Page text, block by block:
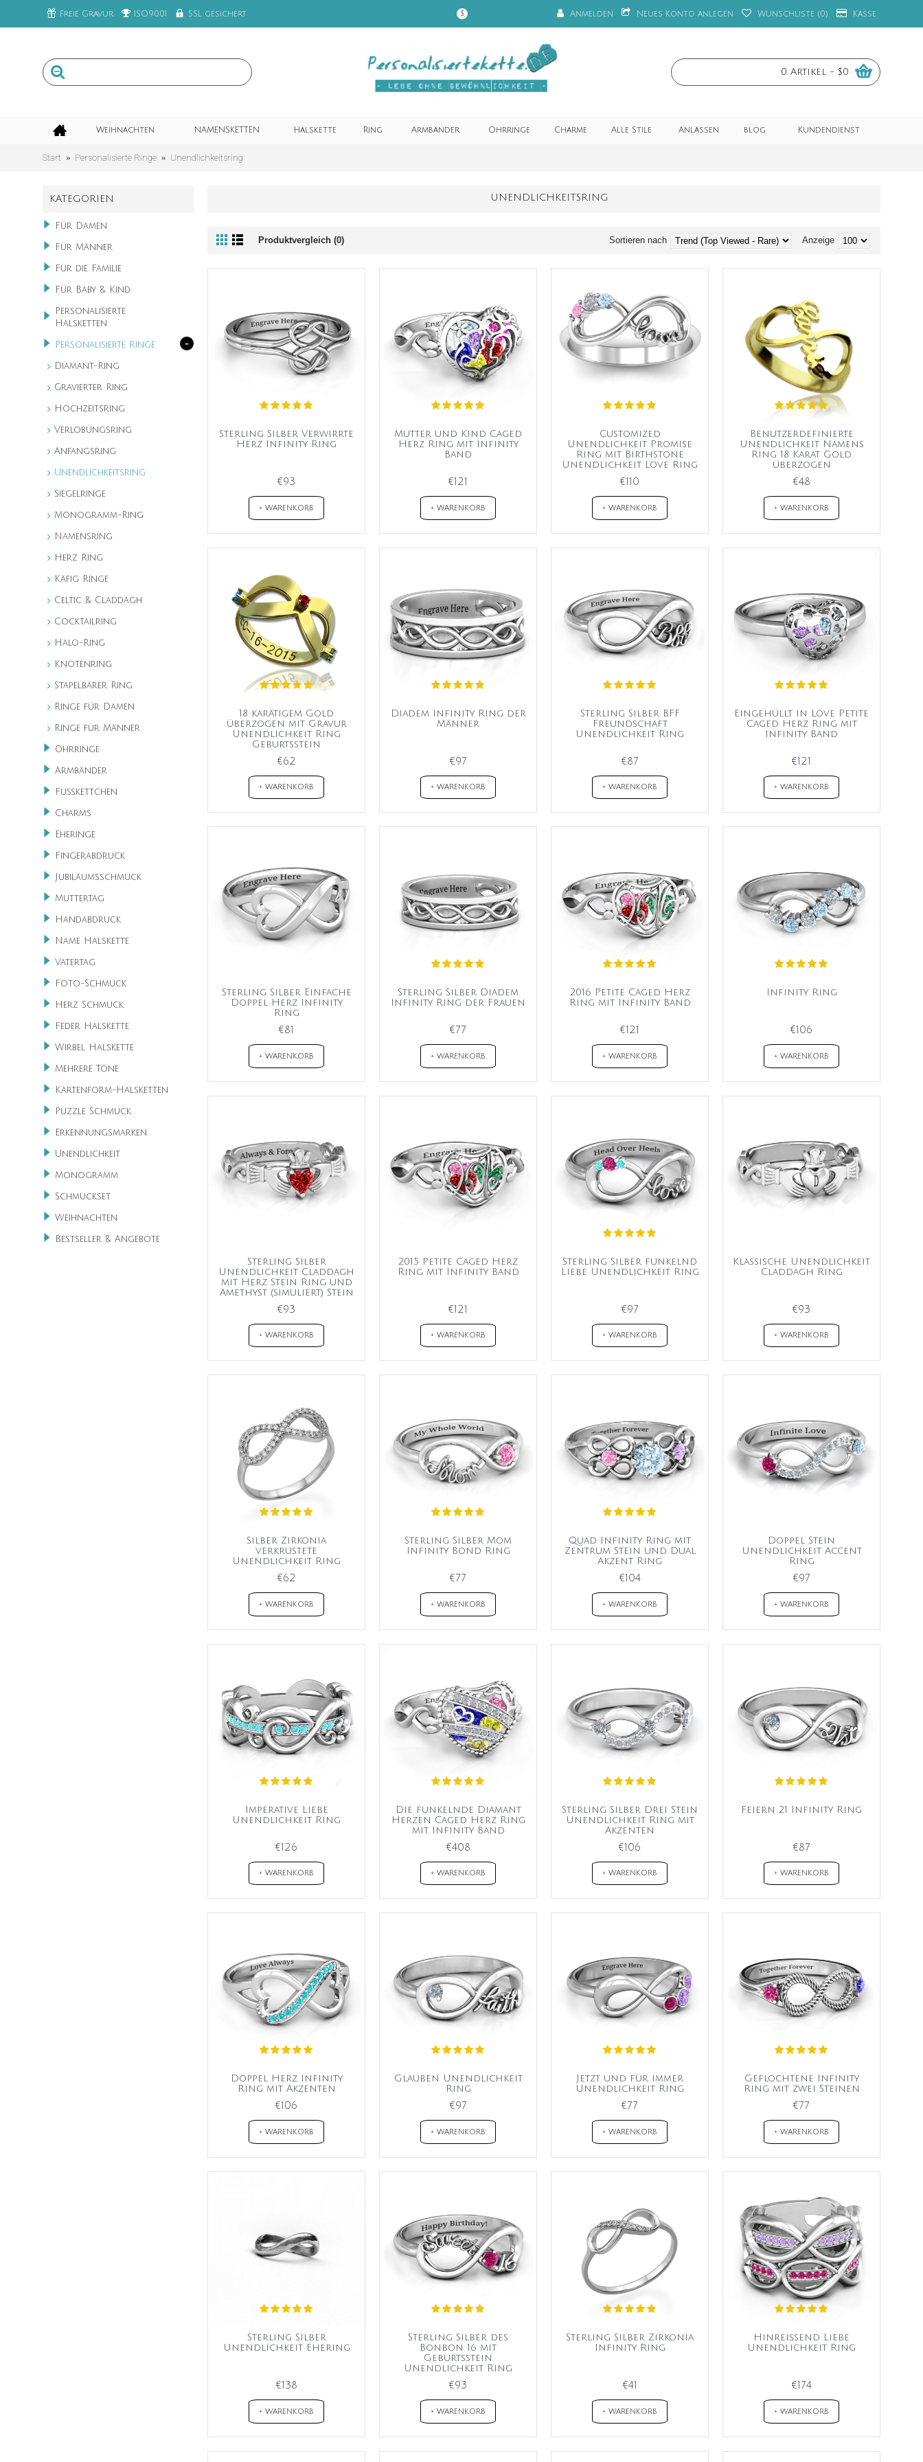
Freie Gravur ISO9001 SSL gesichert $ Anmelden Neues Konto anlegen Wunschliste (0) Kasse
0 Artikel - $0
Weihnachten NAMENSKETTEN Halskette Ring Armbänder Ohrringe Charme Alle Stile Anlässen blog Kundendienst
Start Personalisierte Ringe Unendlichkeitsring
KATEGORIEN
Für Damen
Für Männer
Für die Familie
Für Baby & Kind
Personalisierte
Halsketten
Personalisierte Ringe -
Diamant-Ring
Gravierter Ring
Hochzeitsring
Verlobungsring
Anfangsring
Unendlichkeitsring
Siegelringe
Monogramm-Ring
Namensring
Herz Ring
Käfig Ringe
Celtic & Claddagh
Cocktailring
Halo-Ring
Knotenring
Stapelbarer Ring
Ringe für Damen
Ringe für Männer
Ohrringe
Armbänder
Fußkettchen
Charms
Eheringe
Fingerabdruck
Jubiläumsschmuck
Muttertag
Handabdruck
Name Halskette
Vatertag
Foto-Schmuck
Herz Schmuck
Feder Halskette
Wirbel Halskette
Mehrere Töne
Kartenform-Halsketten
Puzzle Schmuck
Erkennungsmarken
Unendlichkeit
Monogramm
Schmuckset
Weihnachten
Bestseller & Angebote
UNENDLICHKEITSRING
Produktvergleich (0) Anzeige
Sortieren nach
Sterling Silber Verwirrte
Herz Infinity Ring
€93
+ WARENKORB
Mutter und Kind Caged
Herz Ring mit Infinity
Band
€121
+ WARENKORB
Customized
Unendlichkeit Promise
Ring mit Birthstone
Unendlichkeit Love Ring
€110
+ WARENKORB
Benutzerdefinierte
Unendlichkeit Namens
Ring 18 Karat Gold
überzogen
€48
+ WARENKORB
18 karätigem Gold
überzogen mit Gravur
Unendlichkeit Ring
Geburtsstein
€62
+ WARENKORB
Diadem Infinity Ring der
Männer
€97
+ WARENKORB
Sterling Silber BFF
Freundschaft
Unendlichkeit Ring
€87
+ WARENKORB
Eingehüllt in Love Petite
Caged Herz Ring mit
Infinity Band
€121
+ WARENKORB
Sterling Silber Einfache
Doppel Herz Infinity
Ring
€81
+ WARENKORB
Sterling Silber Diadem
Infinity Ring der Frauen
€77
+ WARENKORB
2016 Petite Caged Herz
Ring mit Infinity Band
€121
+ WARENKORB
Infinity Ring
€106
+ WARENKORB
Sterling Silber
Unendlichkeit Claddagh
mit Herz Stein Ring und
Amethyst (simuliert) Stein
€93
+ WARENKORB
2015 Petite Caged Herz
Ring mit Infinity Band
€121
+ WARENKORB
Sterling Silber funkelnd
Liebe Unendlichkeit Ring
€97
+ WARENKORB
Klassische Unendlichkeit
Claddagh Ring
€93
+ WARENKORB
Silber Zirkonia
verkrustete
Unendlichkeit Ring
€62
+ WARENKORB
Sterling Silber Mom
Infinity Bond Ring
€77
+ WARENKORB
Quad Infinity Ring mit
Zentrum Stein und Dual
Akzent Ring
€104
+ WARENKORB
Doppel Stein
Unendlichkeit Accent
Ring
€97
+ WARENKORB
Imperative Liebe
Unendlichkeit Ring
€126
+ WARENKORB
Die funkelnde Diamant
Herzen Caged Herz Ring
mit Infinity Band
€408
+ WARENKORB
Sterling Silber Drei Stein
Unendlichkeit Ring mit
Akzenten
€106
+ WARENKORB
Feiern 21 Infinity Ring
€87
+ WARENKORB
Doppel Herz Infinity
Ring mit Akzenten
€106
+ WARENKORB
Glauben Unendlichkeit
Ring
€97
+ WARENKORB
Jetzt und für immer
Unendlichkeit Ring
€77
+ WARENKORB
Geflochtene Infinity
Ring mit zwei Steinen
€77
+ WARENKORB
Sterling Silber
Unendlichkeit Ehering
€138
+ WARENKORB
Sterling Silber des
Bonbon 16 mit
Geburtsstein
Unendlichkeit Ring
€93
+ WARENKORB
Sterling Silber Zirkonia
Infinity Ring
€41
+ WARENKORB
Hinreißend Liebe
Unendlichkeit Ring
€174
+ WARENKORB